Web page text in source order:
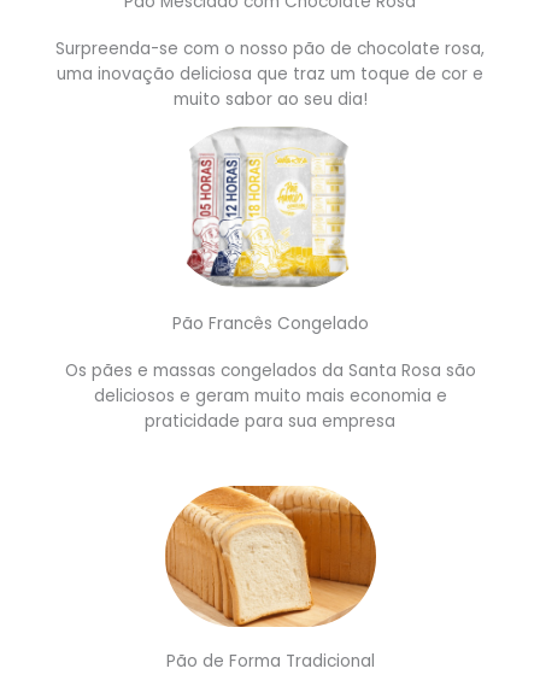
Surpreenda-se com o nosso pão de chocolate rosa,
uma inovação deliciosa que traz um toque de cor e
muito sabor ao seu dia!
Pão Francês Congelado​
Os pães e massas congelados da Santa Rosa são
deliciosos e geram muito mais economia e
praticidade para sua empresa
Pão de Forma Tradicional